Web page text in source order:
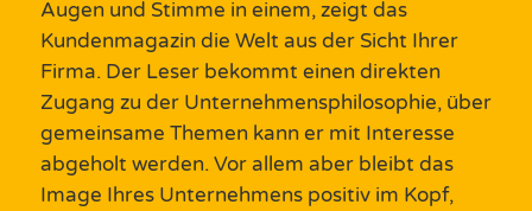
Augen und Stimme in einem, zeigt das
Kundenmagazin die Welt aus der Sicht Ihrer
Firma. Der Leser bekommt einen direkten
Zugang zu der Unternehmensphilosophie, über
gemeinsame Themen kann er mit Interesse
abgeholt werden.Vor allem aber bleibt das
Image Ihres Unternehmens positiv im Kopf,